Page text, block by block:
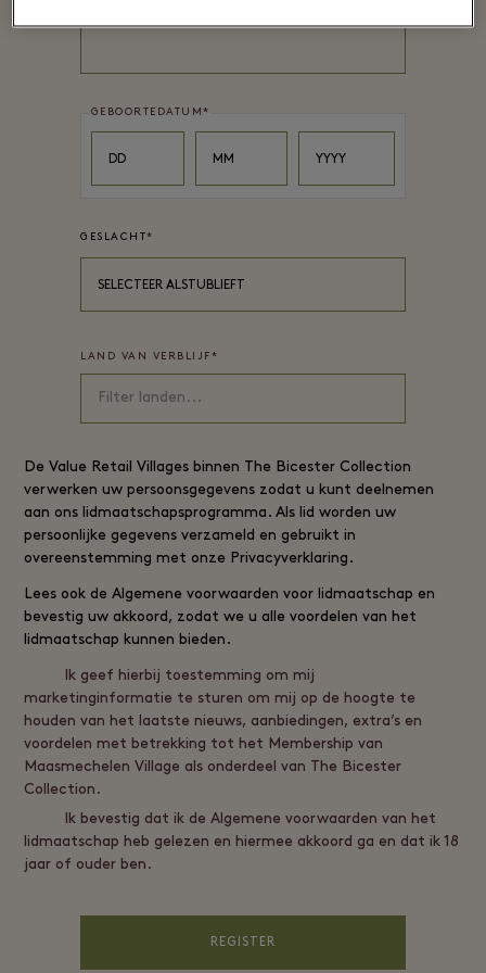
GEBOORTEDATUM*
Day
DD
Month
MM
Year
YYYY
GESLACHT*
SELECTEER ALSTUBLIEFT
LAND VAN VERBLIJF*
DeValue Retail Villages binnen The Bicester Collection
verwerken uw persoonsgegevens zodat u kunt deelnemen
aan ons lidmaatschapsprogramma. Als lid worden uw
persoonlijke gegevens verzameld en gebruikt in
overeenstemming met onze Privacyverklaring .
Lees ook deAlgemene voorwaarden voor lidmaatschap en
bevestig uw akkoord, zodat we u alle voordelen van het
lidmaatschap kunnen bieden.
Ik geef hierbij toestemming om mij
marketinginformatie te sturen om mij op de hoogte te
houden van het laatste nieuws, aanbiedingen, extra’s en
voordelen met betrekking tot het Membership van
Maasmechelen Village als onderdeel van The Bicester
Collection.
Ik bevestig dat ik de Algemene voorwaarden van het
lidmaatschap heb gelezen en hiermee akkoord ga en dat ik 18
jaar of ouder ben.
REGISTER